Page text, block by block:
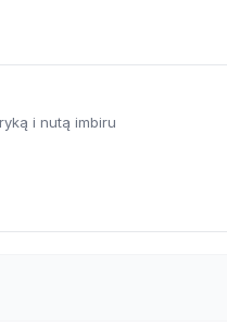
i nutą imbiru